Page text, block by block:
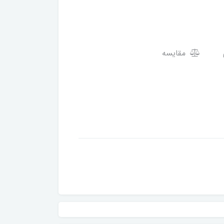
مقایسه